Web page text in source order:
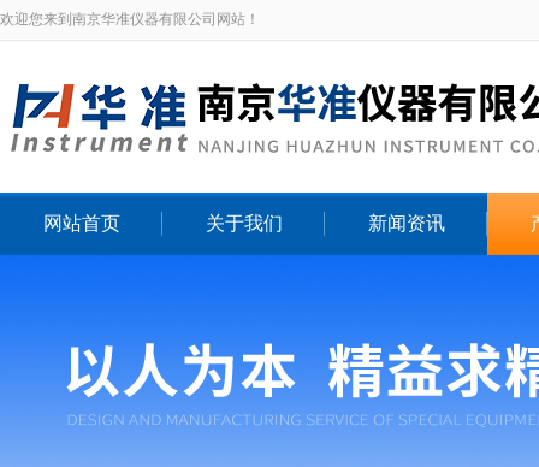
欢迎您来到南京华准仪器有限公司网站！
网站首页 关于我们 新闻资讯